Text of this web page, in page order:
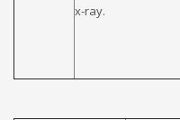
x-ray.